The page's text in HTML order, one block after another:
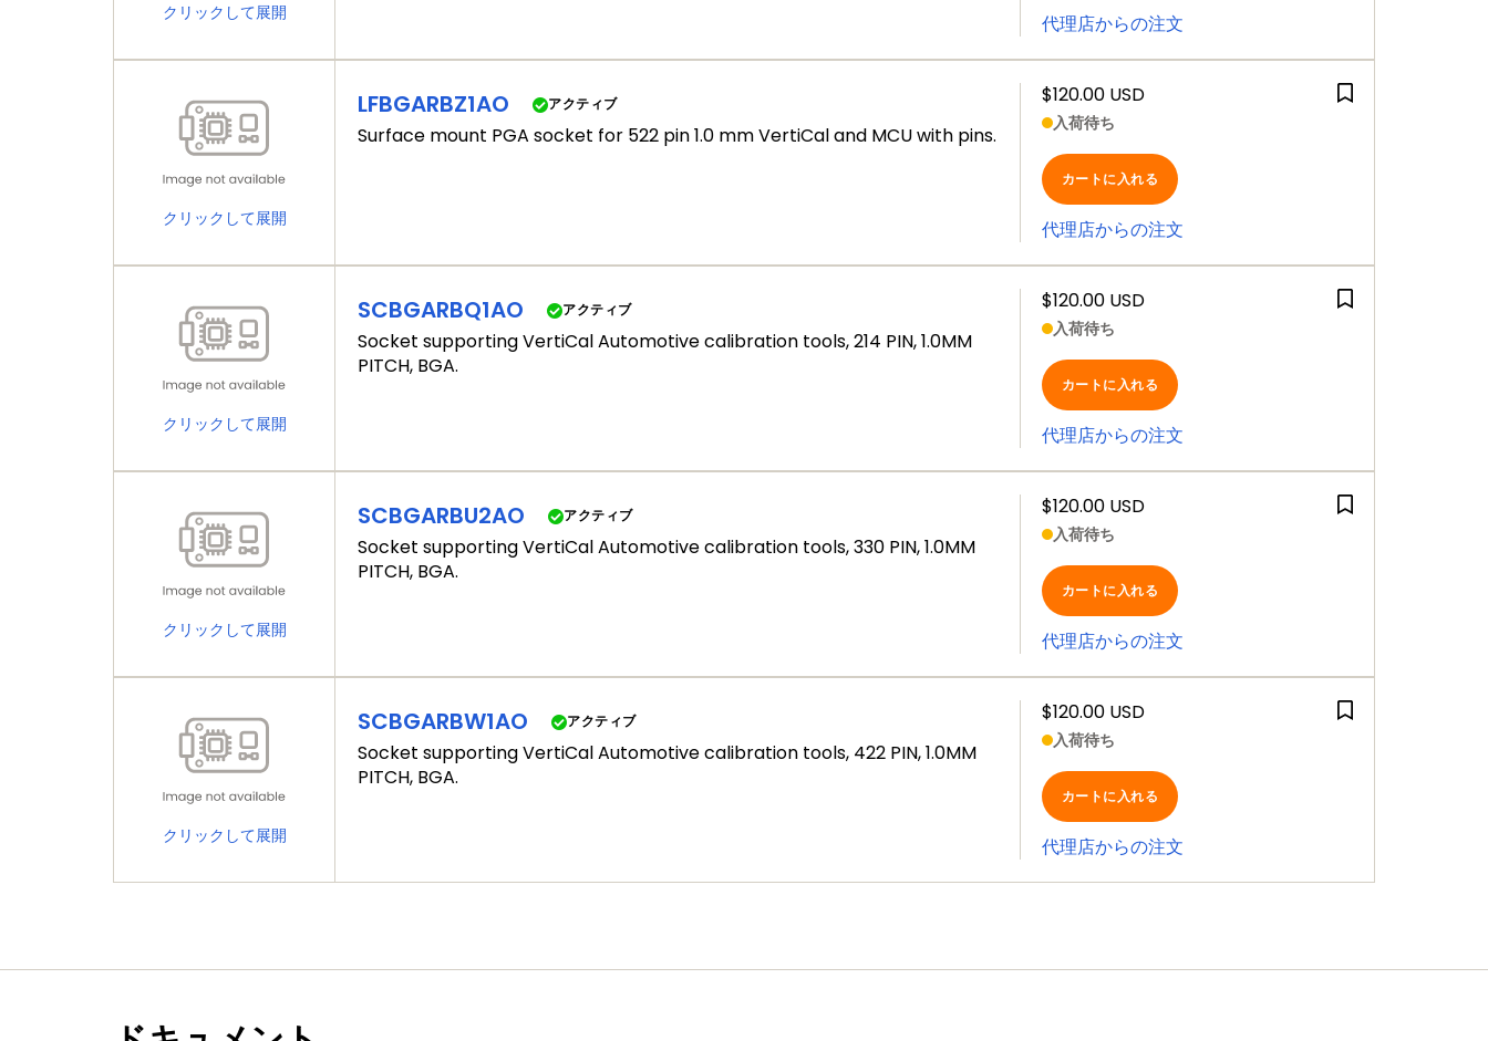
クリックして展開 代理店からの注文
クリックして展開
LFBGARBZ1AO アクティブ
Surface mount PGA socket for 522 pin 1.0 mm VertiCal and MCU with pins.
$120.00 USD
入荷待ち
カートに入れる
代理店からの注文
クリックして展開
SCBGARBQ1AO アクティブ
Socket supporting VertiCal Automotive calibration tools, 214 PIN, 1.0MM
PITCH, BGA.
$120.00 USD
入荷待ち
カートに入れる
代理店からの注文
クリックして展開
SCBGARBU2AO アクティブ
Socket supporting VertiCal Automotive calibration tools, 330 PIN, 1.0MM
PITCH, BGA.
$120.00 USD
入荷待ち
カートに入れる
代理店からの注文
クリックして展開
SCBGARBW1AO アクティブ
Socket supporting VertiCal Automotive calibration tools, 422 PIN, 1.0MM
PITCH, BGA.
$120.00 USD
入荷待ち
カートに入れる
代理店からの注文